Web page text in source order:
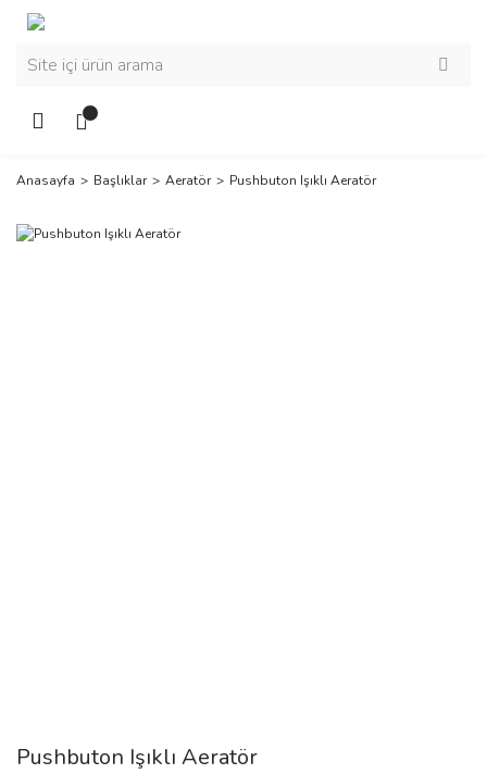
Anasayfa Başlıklar Aeratör Pushbuton Işıklı Aeratör
Pushbuton Işıklı Aeratör